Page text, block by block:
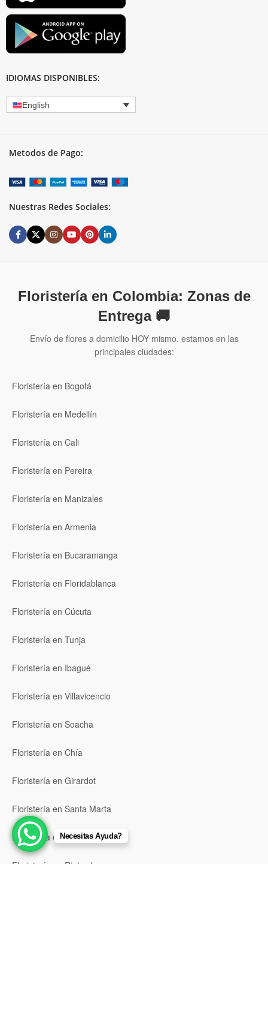
IDIOMAS DISPONIBLES:
English
Metodos de Pago:
Nuestras Redes Sociales:
Floristería en Colombia: Zonas de
Entrega 🚚
Envío de flores a domicilio HOY mismo. estamos en las
principales ciudades:
Floristería en Bogotá
Floristería en Medellín
Floristería en Cali
Floristería en Pereira
Floristería en Manizales
Floristería en Armenia
Floristería en Bucaramanga
Floristería en Floridablanca
Floristería en Cúcuta
Floristería en Tunja
Floristería en Ibagué
Floristería en Villavicencio
Floristería en Soacha
Floristería en Chía
Floristería en Girardot
Floristería en Santa Marta
Floristería en Valledupar
Floristería en Riohacha
Necesitas Ayuda?